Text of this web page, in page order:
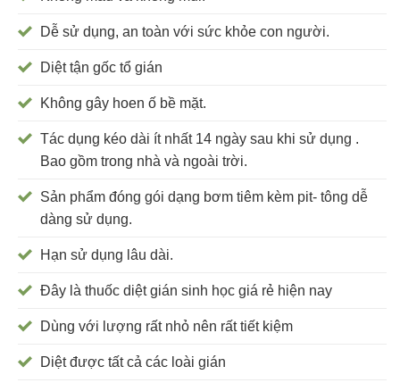
Dễ sử dụng, an toàn với sức khỏe con người.
Diệt tận gốc tổ gián
Không gây hoen ố bề mặt.
Tác dụng kéo dài ít nhất 14 ngày sau khi sử dụng .
Bao gồm trong nhà và ngoài trời.
Sản phẩm đóng gói dạng bơm tiêm kèm pit- tông dễ
dàng sử dụng.
Hạn sử dụng lâu dài.
Đây là thuốc diệt gián sinh học giá rẻ hiện nay
Dùng với lượng rất nhỏ nên rất tiết kiệm
Diệt được tất cả các loài gián